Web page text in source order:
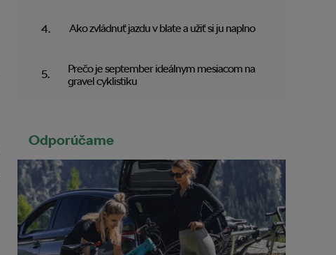
Ako zvládnuť jazdu v blate a užiť si ju naplno
Prečo je september ideálnym mesiacom na
gravel cyklistiku
Odporúčame